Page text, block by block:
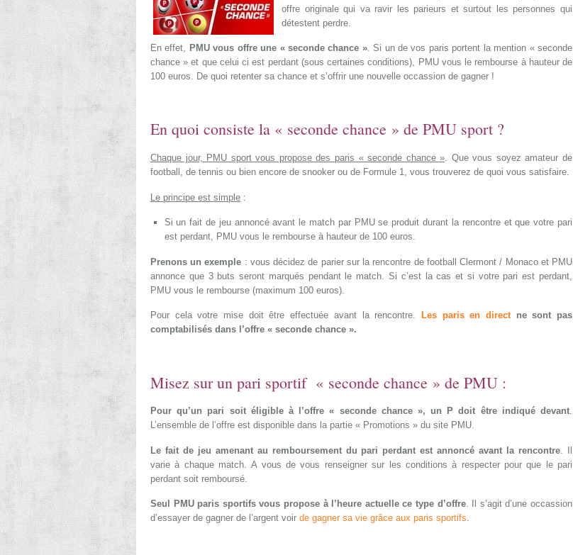
offre originale qui va ravir les parieurs et surtout les personnes qui
détestent perdre.
En effet, PMU vous offre une « seconde chance ». Si un de vos paris portent la mention « seconde
chance » et que celui ci est perdant (sous certaines conditions), PMU vous le rembourse à hauteur de
100 euros. De quoi retenter sa chance et s’offrir une nouvelle occassion de gagner !
En quoi consiste la « seconde chance » de PMU sport ?
Chaque jour, PMU sport vous propose des paris « seconde chance » . Que vous soyez amateur de
football, de tennis ou bien encore de snooker ou de Formule 1, vous trouverez de quoi vous satisfaire.
Le principe est simple :
Si un fait de jeu annoncé avant le match par PMU se produit durant la rencontre et que votre pari
est perdant, PMU vous le rembourse à hauteur de 100 euros.
Prenons un exemple : vous décidez de parier sur la rencontre de football Clermont / Monaco et PMU
annonce que 3 buts seront marqués pendant le match. Si c’est la cas et si votre pari est perdant,
PMU vous le rembourse (maximum 100 euros).
Pour cela votre mise doit être effectuée avant la rencontre. Les paris en directne sont pas
comptabilisés dans l’offre « seconde chance ».
Misez sur un pari sportif « seconde chance » de PMU :
Pour qu’un pari soit éligible à l’offre « seconde chance », un P doit être indiqué devant.
L’ensemble de l’offre est disponible dans la partie « Promotions » du site PMU.
Le fait de jeu amenant au remboursement du pari perdant est annoncé avant la rencontre . Il
varie à chaque match. A vous de vous renseigner sur les conditions à respecter pour que le pari
perdant soit remboursé.
Seul PMU paris sportifs vous propose à l’heure actuelle ce type d’offre. Il s’agit d’une occassion
d’essayer de gagner de l’argent voir de gagner sa vie grâce aux paris sportifs.